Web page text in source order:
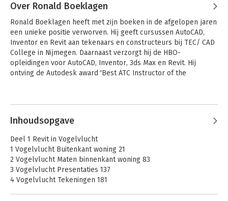
- Beginnende gebruiker
- Gevorderde gebruiker
- Uitgewerkte opgaven op cadcollege.nl
- CADCollege Tools op cadcollege.nl
- Ook voor Revit LT-gebruikers (gemarkeerd)
- Voor Windows
Over Ronald Boeklagen
Ronald Boeklagen heeft met zijn boeken in de afgelopen jaren
een unieke positie verworven. Hij geeft cursussen AutoCAD,
Inventor en Revit aan tekenaars en constructeurs bij TEC/ CAD
College in Nijmegen. Daarnaast verzorgt hij de HBO-
opleidingen voor AutoCAD, Inventor, 3ds Max en Revit. Hij
ontving de Autodesk award 'Best ATC Instructor of the
Andere boeken door Ronald
Boeklagen
Inhoudsopgave
Deel 1 Revit in Vogelvlucht
1 Vogelvlucht Buitenkant woning 21
2 Vogelvlucht Maten binnenkant woning 83
3 Vogelvlucht Presentaties 137
4 Vogelvlucht Tekeningen 181